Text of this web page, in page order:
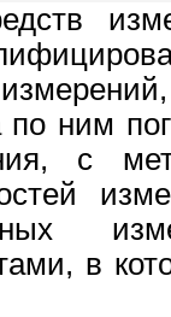
по ним
с
в